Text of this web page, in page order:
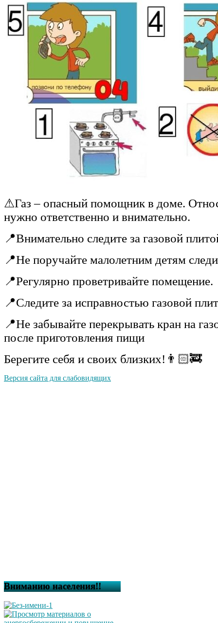
⚠Газ – опасный помощник в доме.
нужно ответственно и внимательно.
📍Внимательно следите за газовой
📍Не поручайте малолетним детям
📍Регулярно проветривайте помещение.
📍Следите за исправностью газовой
📍Не забывайте перекрывать кран на
после приготовления пищи
Берегите себя и своих близких!👨🏻‍🚒
Версия сайта для слабовидящих
Вниманию населения!!